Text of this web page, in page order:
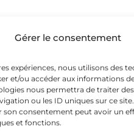
Gérer le consentement
expériences, nous utilisons des
et/ou accéder aux informations
nous permettra de traiter
ou les ID uniques sur ce
son consentement peut avoir un
et fonctions.
Geschmack
Köchen